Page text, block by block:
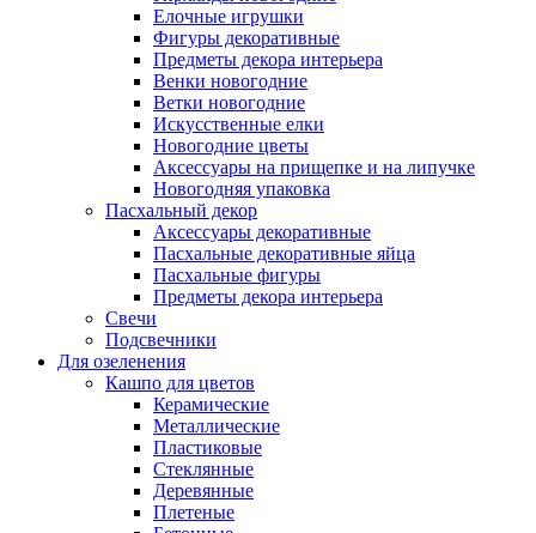
Елочные игрушки
Фигуры декоративные
Предметы декора интерьера
Венки новогодние
Ветки новогодние
Искусственные елки
Новогодние цветы
Аксессуары на прищепке и на липучке
Новогодняя упаковка
Пасхальный декор
Аксессуары декоративные
Пасхальные декоративные яйца
Пасхальные фигуры
Предметы декора интерьера
Свечи
Подсвечники
Для озеленения
Кашпо для цветов
Керамические
Металлические
Пластиковые
Стеклянные
Деревянные
Плетеные